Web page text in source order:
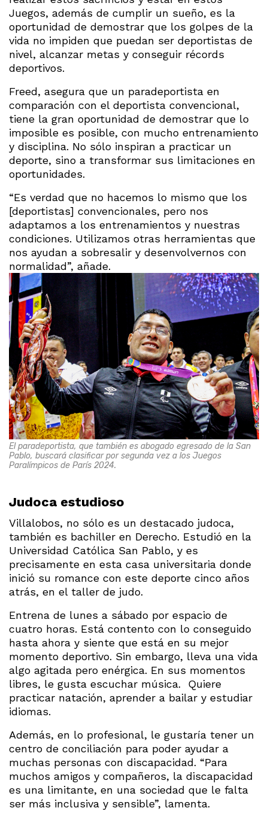
Juegos, además de cumplir un sueño, es la
oportunidad de demostrar que los golpes de la
vida no impiden que puedan ser deportistas de
nivel, alcanzar metas y conseguir récords
deportivos.
Freed, asegura que un paradeportista en
comparación con el deportista convencional,
tiene la gran oportunidad de demostrar que lo
imposible es posible, con mucho entrenamiento
y disciplina. No sólo inspiran a practicar un
deporte, sino a transformar sus limitaciones en
oportunidades.
“Es verdad que no hacemos lo mismo que los
[deportistas] convencionales, pero nos
adaptamos a los entrenamientos y nuestras
condiciones. Utilizamos otras herramientas que
nos ayudan a sobresalir y desenvolvernos con
normalidad”, añade.
El paradeportista, que también es abogado egresado de la San
Pablo, buscará clasificar por segunda vez a los Juegos
Paralímpicos de París 2024.
Judoca estudioso
Villalobos, no sólo es un destacado judoca,
también es bachiller en Derecho. Estudió en la
Universidad Católica San Pablo, y es
precisamente en esta casa universitaria donde
inició su romance con este deporte cinco años
atrás, en el taller de judo.
Entrena de lunes a sábado por espacio de
cuatro horas. Está contento con lo conseguido
hasta ahora y siente que está en su mejor
momento deportivo. Sin embargo, lleva una vida
algo agitada pero enérgica. En sus momentos
libres, le gusta escuchar música. Quiere
practicar natación, aprender a bailar y estudiar
idiomas.
Además, en lo profesional, le gustaría tener un
centro de conciliación para poder ayudar a
muchas personas con discapacidad. “Para
muchos amigos y compañeros, la discapacidad
es una limitante, en una sociedad que le falta
ser más inclusiva y sensible”, lamenta.